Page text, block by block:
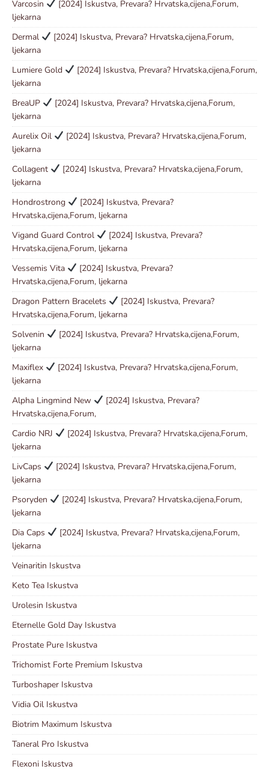
Varcosin
[2024] Iskustva, Prevara? Hrvatska,cijena,Forum,
ljekarna
Dermal
[2024] Iskustva, Prevara? Hrvatska,cijena,Forum,
ljekarna
Lumiere Gold
[2024] Iskustva, Prevara? Hrvatska,cijena,Forum,
ljekarna
BreaUP
[2024] Iskustva, Prevara? Hrvatska,cijena,Forum,
ljekarna
Aurelix Oil
[2024] Iskustva, Prevara? Hrvatska,cijena,Forum,
ljekarna
Collagent
[2024] Iskustva, Prevara? Hrvatska,cijena,Forum,
ljekarna
Hondrostrong
[2024] Iskustva, Prevara?
Hrvatska,cijena,Forum, ljekarna
Vigand Guard Control
[2024] Iskustva, Prevara?
Hrvatska,cijena,Forum, ljekarna
Vessemis Vita
[2024] Iskustva, Prevara?
Hrvatska,cijena,Forum, ljekarna
Dragon Pattern Bracelets
[2024] Iskustva, Prevara?
Hrvatska,cijena,Forum, ljekarna
Solvenin
[2024] Iskustva, Prevara? Hrvatska,cijena,Forum,
ljekarna
Maxiflex
[2024] Iskustva, Prevara? Hrvatska,cijena,Forum,
ljekarna
Alpha Lingmind New
[2024] Iskustva, Prevara?
Hrvatska,cijena,Forum,
Cardio NRJ
[2024] Iskustva, Prevara? Hrvatska,cijena,Forum,
ljekarna
LivCaps
[2024] Iskustva, Prevara? Hrvatska,cijena,Forum,
ljekarna
Psoryden
[2024] Iskustva, Prevara? Hrvatska,cijena,Forum,
ljekarna
Dia Caps
[2024] Iskustva, Prevara? Hrvatska,cijena,Forum,
ljekarna
Veinaritin Iskustva
Keto Tea Iskustva
Urolesin Iskustva
Eternelle Gold Day Iskustva
Prostate Pure Iskustva
Trichomist Forte Premium Iskustva
Turboshaper Iskustva
Vidia Oil Iskustva
Biotrim Maximum Iskustva
Taneral Pro Iskustva
Flexoni Iskustva